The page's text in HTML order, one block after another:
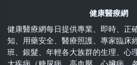
健康醫療網
健康醫療網每日提供專業、即時、正
知、用藥安全、醫療照護、專家臨床
班、銀髮、年輕各大族群的生理、心